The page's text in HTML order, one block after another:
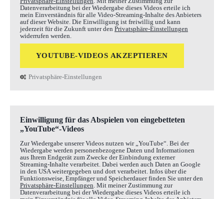
Datenverarbeitung bei der Wiedergabe dieses Videos erteile ich
mein Einverständnis für alle Video-Streaming-Inhalte des Anbieters
auf dieser Website. Die Einwilligung ist freiwillig und kann
jederzeit für die Zukunft unter den Privatsphäre-Einstellungen
widerrufen werden.
YOUTUBE-VIDEOS AKZEPTIEREN
Privatsphäre-Einstellungen
Einwilligung für das Abspielen von eingebetteten
„YouTube“-Videos
Zur Wiedergabe unserer Videos nutzen wir „YouTube“. Bei der
Wiedergabe werden personenbezogene Daten und Informationen
aus Ihrem Endgerät zum Zwecke der Einbindung externer
Streaming-Inhalte verarbeitet. Dabei werden auch Daten an Google
in den USA weitergegeben und dort verarbeitet. Infos über die
Funktionsweise, Empfänger und Speicherdauer finden Sie unter den
Privatsphäre-Einstellungen. Mit meiner Zustimmung zur
Datenverarbeitung bei der Wiedergabe dieses Videos erteile ich